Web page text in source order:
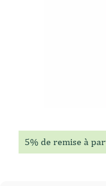
5% de remise à